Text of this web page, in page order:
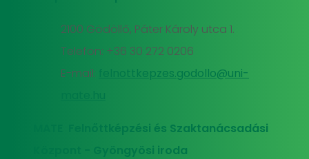
2100 Gödöllő, Páter Károly utca 1.
Telefon: +36 30 272 0206
E-mail:
felnottkepzes.godollo@uni-
MATE Felnőttképzési és Szaktanácsadási
Központ - Gyöngyösi iroda